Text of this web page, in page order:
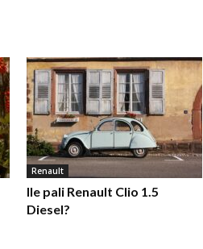
Renault
Ile pali Renault Clio 1.5
Diesel?